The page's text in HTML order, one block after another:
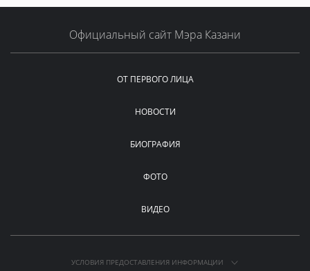
Официальный сайт Мэра Казани
ОТ ПЕРВОГО ЛИЦА
НОВОСТИ
БИОГРАФИЯ
ФОТО
ВИДЕО
УСЛОВИЯ ПРЕДОСТАВЛЕНИЯ ИНФОРМАЦИИ